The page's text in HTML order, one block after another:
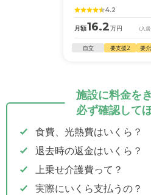
4.2
月額16.2万円 (入
自立 要支援2 要介
施設に料金を
必ず確認して
食費、光熱費はいくら？
退去時の返金はいくら？
上乗せ介護費って？
実際にいくら支払うの？